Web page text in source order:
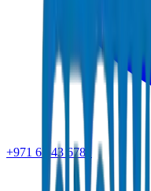
+971 6 543 6781